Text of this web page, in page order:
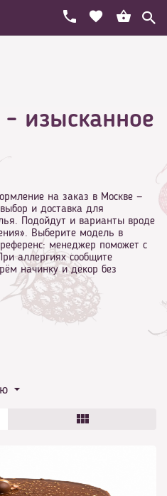
рождения
оформление
изысканное
на заказ в Москве —
и доставка для
Подойдут и варианты вроде
Выберите модель в
менеджер поможет с
аллергиях сообщите
начинку и декор без